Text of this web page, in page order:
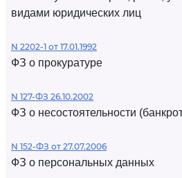
видами юридических лиц
N 2202-1 от 17.01.1992
ФЗ о прокуратуре
N 127-ФЗ 26.10.2002
ФЗ о несостоятельности
N 152-ФЗ от 27.07.2006
ФЗ о персональных данных